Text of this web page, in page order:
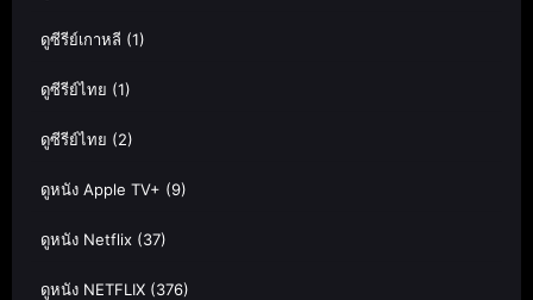
ดูซีรีย์เกาหลี (1)
ดูซีรีย์ไทย (1)
ดูซีรีย์ไทย (2)
ดูหนัง Apple TV+ (9)
ดูหนัง Netflix (37)
ดูหนัง NETFLIX (376)